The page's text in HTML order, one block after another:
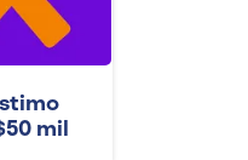
mil